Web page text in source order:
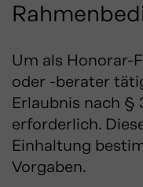
Um als Honorar-
oder -berater
Erlaubnis nach §
erforderlich.
Einhaltung
Vorgaben.